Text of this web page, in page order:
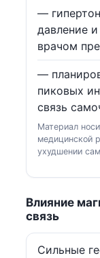
—
давление
врачом
—
пиковых
связь
Материал
медицинской
ухудшении
Влияние
связь
Сильные